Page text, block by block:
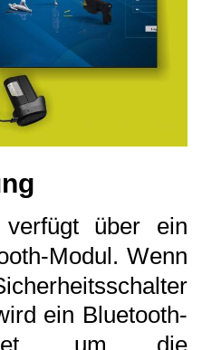
über ein
Modul. Wenn
ein Bluetooth-
um die